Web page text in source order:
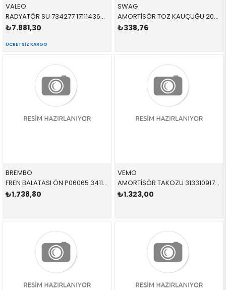
VALEO
RADYATÖR SU 734277 17111436060 17111436060 E39,E38 M52,M54,M62 99 SONRASI >09/98 34/65/10
₺7.881,30
ÜCRETSIZ KARGO
SWAG
AMORTİSÖR TOZ KAUÇUĞU 20870008 33531135624 33531135624 E34,E32,E38 1.8,2.0,2.5,3.0,3.5 ARKA SAĞ-SOL 1982-1996
₺338,76
BREMBO
FREN BALATASI ÖN P06065 34116761280 34116761279 E39 M51,M52,M54,M57 1996-2004
₺1.738,80
VEMO
AMORTİSÖR TAKOZU 31331091708 31331091708 31331091708 E39 4.0 ÖN SAĞ-SOL 1996-2003
₺1.323,00